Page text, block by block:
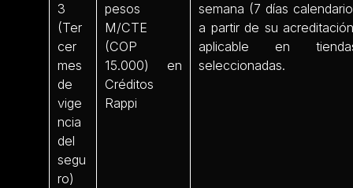
3
(Ter
cer
mes
de
vige
ncia
del
segu
ro)
pesos
M/CTE
(COP
15.000) en
Créditos
Rappi
semana (7 días
a partir de su
aplicable en
seleccionadas.